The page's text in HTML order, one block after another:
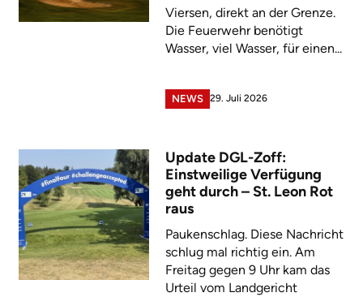
Viersen, direkt an der Grenze.
Die Feuerwehr benötigt
Wasser, viel Wasser, für einen...
NEWS 29. Juli 2026
Update DGL-Zoff:
Einstweilige Verfügung
geht durch – St. Leon Rot
raus
Paukenschlag. Diese Nachricht
schlug mal richtig ein. Am
Freitag gegen 9 Uhr kam das
Urteil vom Landgericht